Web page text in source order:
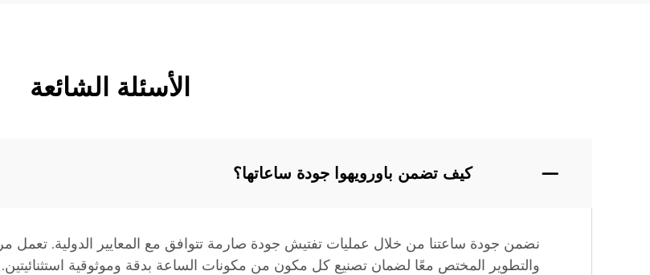
الأسئلة الشائعة
كيف تضمن باورويهوا جودة ساعاتها؟
نضمن جودة ساعتنا من خلال عمليات تفتيش جودة صارمة تتوافق مع المعايير الدولية. تعمل
والتطوير المختص معًا لضمان تصنيع كل مكون من مكونات الساعة بدقة وموثوقية استثنائيتين.